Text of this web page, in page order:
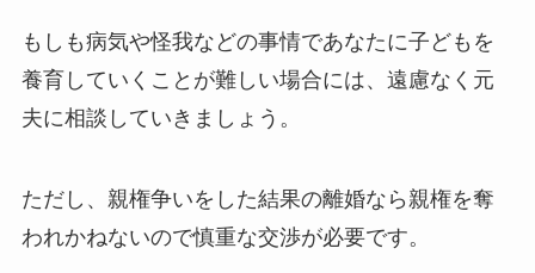
もしも病気や怪我などの事情であなたに子どもを
養育していくことが難しい場合には、遠慮なく元
夫に相談していきましょう。
ただし、親権争いをした結果の離婚なら親権を奪
われかねないので慎重な交渉が必要です。